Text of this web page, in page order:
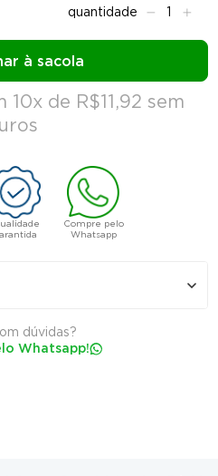
10x de R$11,92 sem
Compre pelo
Whatsapp
dúvidas?
Whatsapp!